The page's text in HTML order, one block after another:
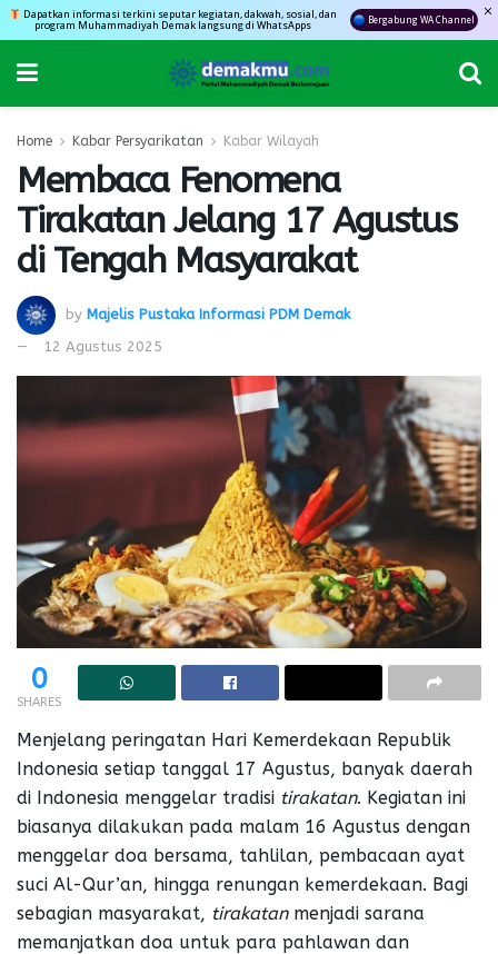
Dapatkan informasi terkini seputar kegiatan, dakwah, sosial, dan
program Muhammadiyah Demak langsung di WhatsApps Bergabung WA Channel
Home Kabar Persyarikatan Kabar Wilayah
Membaca Fenomena
Tirakatan Jelang 17 Agustus
di Tengah Masyarakat
by Majelis Pustaka Informasi PDM Demak
12 Agustus 2025
0
SHARES
Menjelang peringatan Hari Kemerdekaan Republik
Indonesia setiap tanggal 17 Agustus, banyak daerah
di Indonesia menggelar tradisi tirakatan. Kegiatan ini
biasanya dilakukan pada malam 16 Agustus dengan
menggelar doa bersama, tahlilan, pembacaan ayat
suci Al-Qur’an, hingga renungan kemerdekaan. Bagi
sebagian masyarakat, tirakatanmenjadi sarana
memanjatkan doa untuk para pahlawan dan